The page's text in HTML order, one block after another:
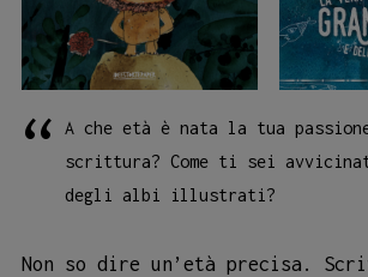
A che età è nata la tua
scrittura? Come ti sei
degli albi illustrati?
Non so dire un’età precisa.